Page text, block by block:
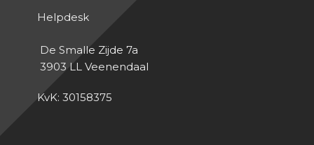
Helpdesk
De Smalle Zijde 7a
3903 LL Veenendaal
KvK: 30158375